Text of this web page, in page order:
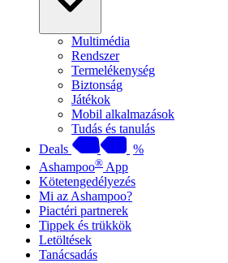
Multimédia
Rendszer
Termelékenység
Biztonság
Játékok
Mobil alkalmazások
Tudás és tanulás
Deals
%
Ashampoo® App
Kötetengedélyezés
Mi az Ashampoo?
Piactéri partnerek
Tippek és trükkök
Letöltések
Tanácsadás